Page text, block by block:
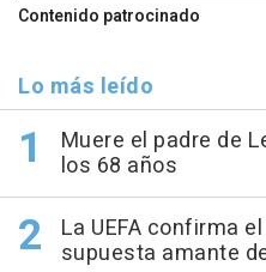
Contenido patrocinado
Lo más leído
Muere el padre de
los 68 años
La UEFA confirma
supuesta amante